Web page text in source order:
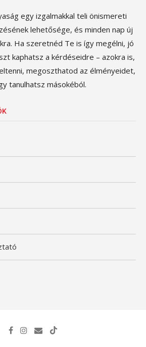
egy izgalmakkal teli önismereti
lehetősége, és minden nap új
Ha szeretnéd Te is így megélni, jó
kaphatsz a kérdéseidre – azokra is,
megoszthatod az élményeidet,
tanulhatsz másokéból.